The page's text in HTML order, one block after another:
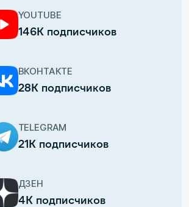
YOUTUBE
146К подписчиков
ВКОНТАКТЕ
28К подписчиков
TELEGRAM
21К подписчиков
ДЗЕН
4К подписчиков